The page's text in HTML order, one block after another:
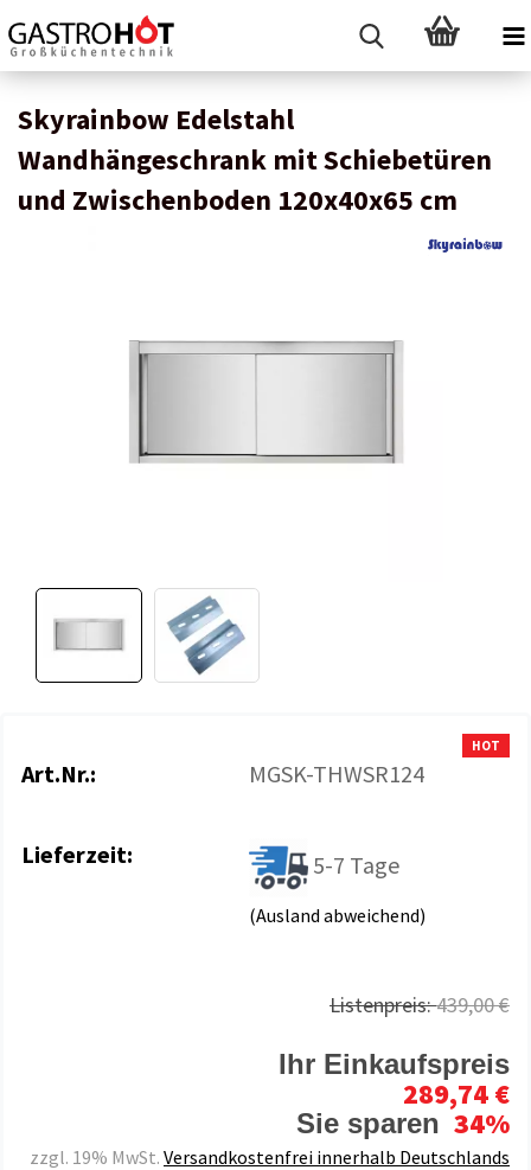
Skyrainbow Edelstahl
Wandhängeschrank mit Schiebetüren
und Zwischenboden 120x40x65 cm
HOT
Art.Nr.: MGSK-THWSR124
Lieferzeit: 5-7 Tage
(Ausland abweichend)
Listenpreis:439,00 €
Ihr Einkaufspreis
289,74 €
Sie sparen 34%
zzgl. 19% MwSt. Versandkostenfrei innerhalb Deutschlands